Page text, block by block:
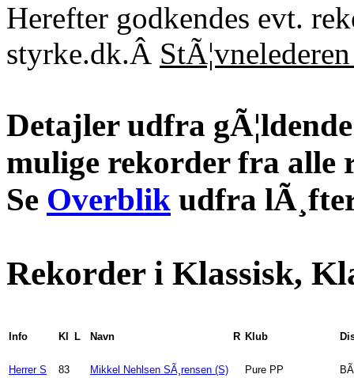
Herefter godkendes evt.
styrke.dk.Â
Detajler udfra
mulige rekorder fra alle
Se Overblik udfra
Rekorder i Klassisk,
Info Kl L Navn R Klub
Herrer S 83 Mikkel Nehlsen SÃ¸rensen (S) Pure PP